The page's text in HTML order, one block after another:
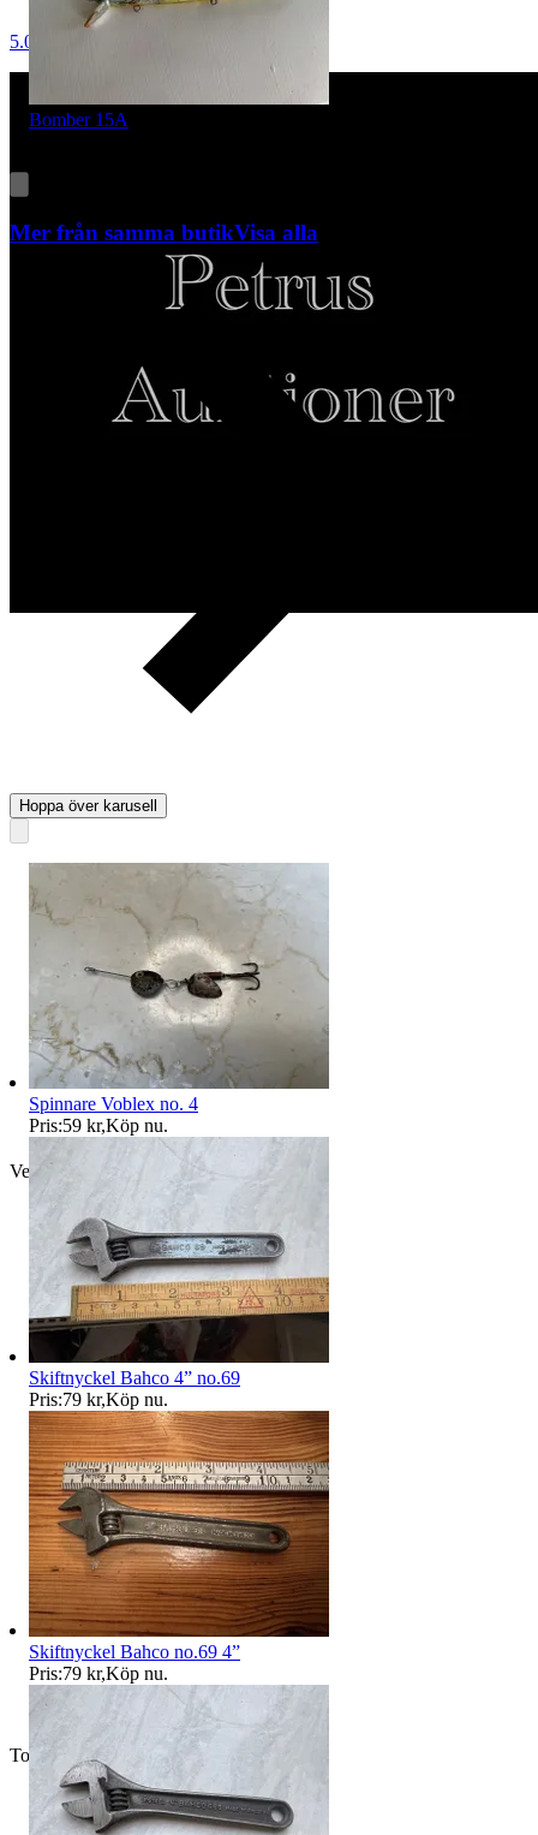
5.0
Verifierad
Toppsäljare
Bomber 15A
Mer från samma butikVisa alla
Hoppa över karusell
Spinnare Voblex no. 4
Pris:59 kr,Köp nu.
Skiftnyckel Bahco 4” no.69
Pris:79 kr,Köp nu.
Skiftnyckel Bahco no.69 4”
Pris:79 kr,Köp nu.